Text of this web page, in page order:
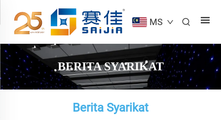
MS
BERITA SYARIKAT
Berita Syarikat